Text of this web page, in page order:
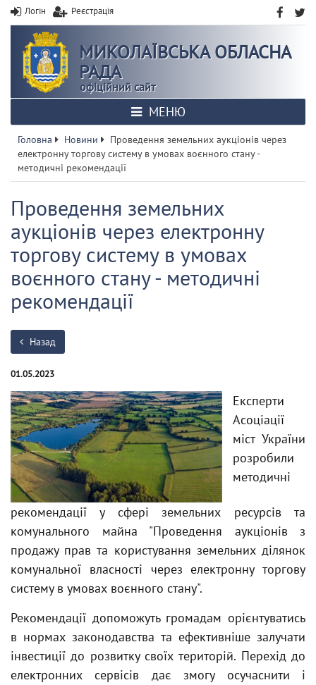
Логін Реєстрація
МИКОЛАЇВСЬКА ОБЛАСНА
РАДА
офіційний сайт
МЕНЮ
Головна Новини
Проведення земельних аукціонів через
електронну торгову систему в умовах воєнного стану -
методичні рекомендації
Проведення земельних
аукціонів через електронну
торгову систему в умовах
воєнного стану - методичні
рекомендації
Назад
01.05.2023
Експерти
Асоціації
міст України
розробили
методичні
рекомендації у сфері земельних ресурсів та
комунального майна "Проведення аукціонів з
продажу прав та користування земельних ділянок
комунальної власності через електронну торгову
систему в умовах воєнного стану".
Рекомендації допоможуть громадам орієнтуватись
в нормах законодавства та ефективніше залучати
інвестиції до розвитку своїх територій. Перехід до
електронних сервісів дає змогу осучаснити і